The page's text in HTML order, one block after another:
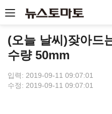
(오늘 날씨)잦아드
수량 50mm
입력: 2019-09-11 09:07:01
수정: 2019-09-11 09:07:01